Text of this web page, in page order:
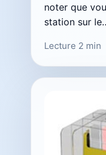
noter que
station sur
Lecture 2 min